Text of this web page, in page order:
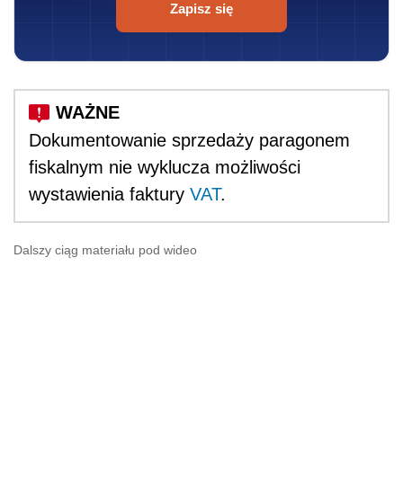
Zapisz się
Dokumentowanie sprzedaży paragonem
fiskalnym nie wyklucza możliwości
wystawienia faktury VAT.
Dalszy ciąg materiału pod wideo